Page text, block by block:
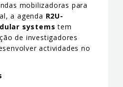
mobilizadoras para
a agenda R2U-
systems tem
de investigadores
actividades no